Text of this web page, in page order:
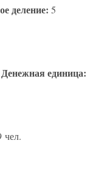
деление: 5
Денежная единица:
чел.